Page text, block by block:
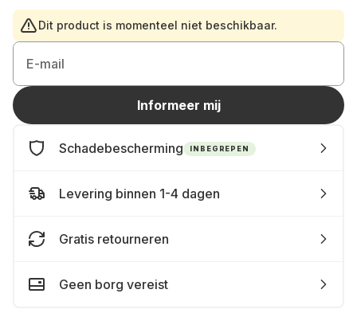
Dit product is momenteel niet beschikbaar.
E-mail
Informeer mij
Schadebescherming INBEGREPEN
Levering binnen 1-4 dagen
Gratis retourneren
Geen borg vereist